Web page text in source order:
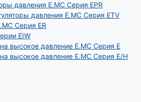
давления E.MC Серия EPR
давления E.MC Серия ETV
Серия ER
EIW
высокое давление E.MC Серия E
высокое давление E.MC Серия E/H